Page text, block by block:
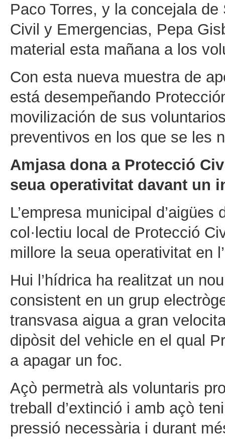
Paco Torres, y la concejala
Civil y Emergencias, Pepa
material esta mañana a los
Con esta nueva muestra de
está desempeñando
movilización de sus
preventivos en los que se les
Amjasa dona a Protecció
seua operativitat davant un
L’empresa municipal
col·lectiu local de Protecció
millore la seua operativitat en
Hui l’hídrica ha realitzat un
consistent en un grup
transvasa aigua a gran
dipòsit del vehicle en el qual
a apagar un foc.
Açò permetrà als voluntaris
treball d’extinció i amb açò
pressió necessària i durant